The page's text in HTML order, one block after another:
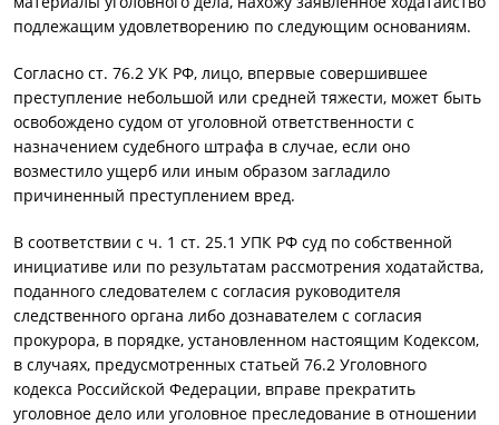
подлежащим удовлетворению по следующим основаниям.
Согласно ст. 76.2 УК РФ, лицо, впервые совершившее
преступление небольшой или средней тяжести, может быть
освобождено судом от уголовной ответственности с
назначением судебного штрафа в случае, если оно
возместило ущерб или иным образом загладило
причиненный преступлением вред.
В соответствии с ч. 1 ст. 25.1 УПК РФ суд по собственной
инициативе или по результатам рассмотрения ходатайства,
поданного следователем с согласия руководителя
следственного органа либо дознавателем с согласия
прокурора, в порядке, установленном настоящим Кодексом,
в случаях, предусмотренных статьей 76.2 Уголовного
кодекса Российской Федерации, вправе прекратить
уголовное дело или уголовное преследование в отношении